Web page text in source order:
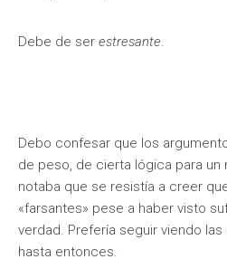
Debe de ser estresante.
Debo confesar que los
de peso, de cierta lógica para un
notaba que se resistía a creer
«farsantes» pese a haber visto
verdad. Prefería seguir viendo
hasta entonces.